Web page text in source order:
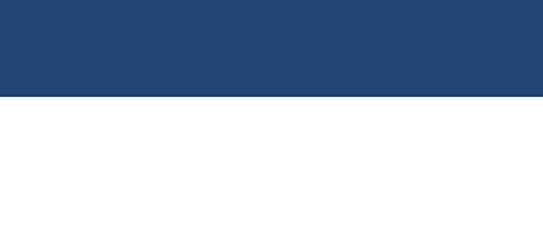
Adatvédelem